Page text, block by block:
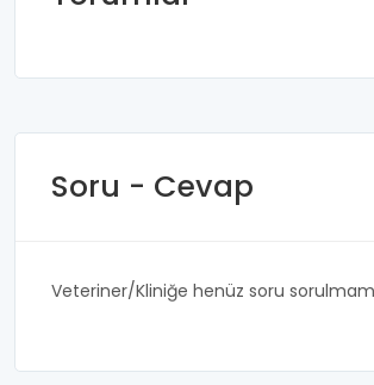
Soru - Cevap
Veteriner/Kliniğe henüz soru